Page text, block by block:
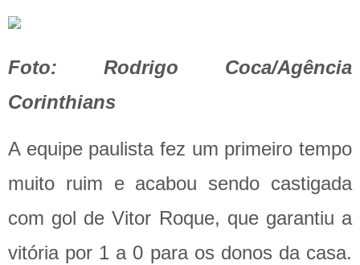
Foto: Rodrigo Coca/Agência
Corinthians
A equipe paulista fez um primeiro tempo
muito ruim e acabou sendo castigada
com gol de Vitor Roque, que garantiu a
vitória por 1 a 0 para os donos da casa.